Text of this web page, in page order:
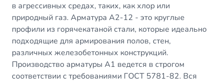
в агрессивных средах, таких, как хлор или
природный газ. Арматура А2-12 - это круглые
профили из горячекатаной стали, которые идеально
подходящие для армирования полов, стен,
различных железобетонных конструкций.
Производство арматуры А1 ведется в строгом
соответствии с требованиями ГОСТ 5781-82. Вся